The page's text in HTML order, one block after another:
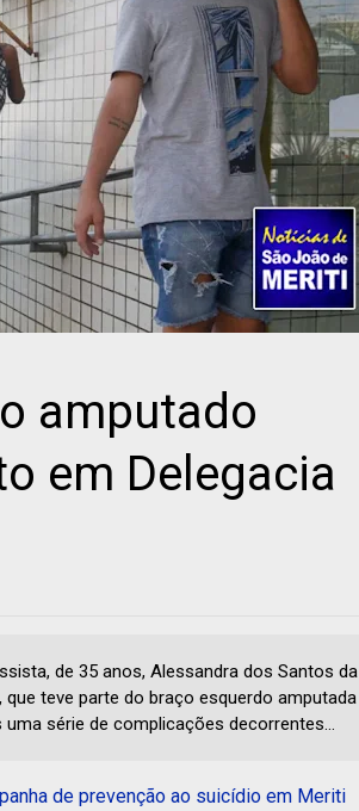
amputado
em Delegacia
de 35 anos, Alessandra dos Santos da
que teve parte do braço esquerdo amputada
uma série de complicações decorrentes...
de prevenção ao suicídio em Meriti